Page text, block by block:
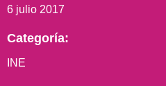
6 julio 2017
Categoría:
INE